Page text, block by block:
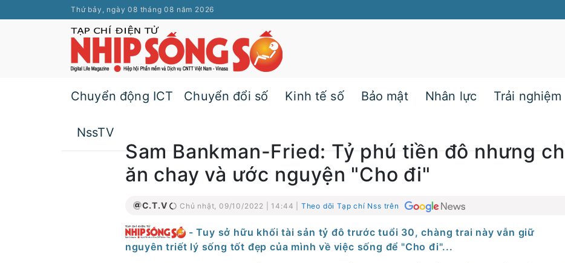
Thứ bảy, ngày 08 tháng 08 năm 2026
Chuyển động ICT Chuyển đổi số Kinh tế số Bảo mật Nhân lực Trải nghiệm
NssTV
Sam Bankman-Fried: Tỷ phú tiền đô nhưng
ăn chay và ước nguyện "Cho đi"
C.T.V Chủ nhật, 09/10/2022 | 14:44 | Theo dõi Tạp chí Nss trên
- Tuy sở hữu khối tài sản tỷ đô trước tuổi 30, chàng trai này vẫn giữ
nguyên triết lý sống tốt đẹp của mình về việc sống để "Cho đi"...